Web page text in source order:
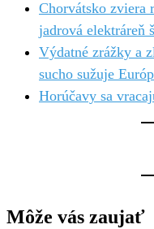
Chorvátsko zviera
jadrová elektráreň
Výdatné zrážky a
sucho sužuje
Horúčavy sa
Môže vás zaujať